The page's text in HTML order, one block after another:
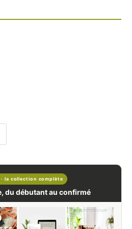
· la collection complète
du débutant au confirmé